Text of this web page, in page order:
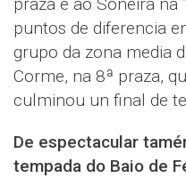
praza e ao Soneira na
puntos de diferencia
grupo da zona media
Corme, na 8ª praza,
culminou un final de
De espectacular
tempada do Baio de